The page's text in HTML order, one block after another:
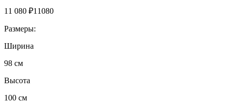
11 080 ₽11080
Размеры:
Ширина
98 см
Высота
100 см